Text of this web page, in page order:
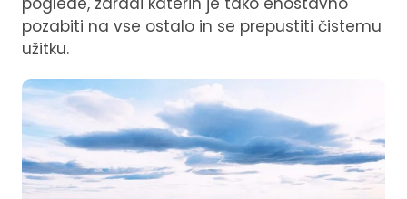
pozabiti na vse ostalo in se prepustiti čistemu
užitku.